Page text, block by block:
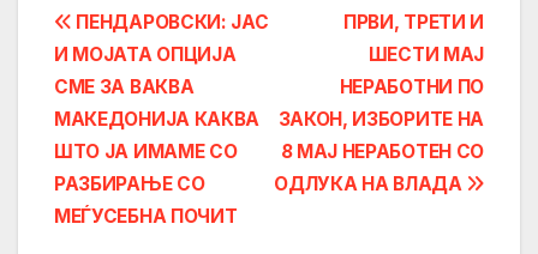
Post
navigation
ПРВИ, ТРЕТИ И
ШЕСТИ МАЈ
НЕРАБОТНИ ПО
ЗАКОН, ИЗБОРИТЕ НА
8 МАЈ НЕРАБОТЕН СО
ОДЛУКА НА ВЛАДА
ПЕНДАРОВСКИ: ЈАС
И МОЈАТА ОПЦИЈА
СМЕ ЗА ВАКВА
МАКЕДОНИЈА КАКВА
ШТО ЈА ИМАМЕ СО
РАЗБИРАЊЕ СО
МЕЃУСЕБНА ПОЧИТ